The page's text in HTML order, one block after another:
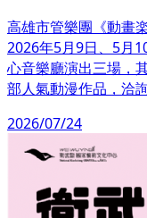
高雄市管樂團《動畫
2026年5月9日、5月
心音樂廳演出三場，
部人氣動漫作品，洽
2026/07/24